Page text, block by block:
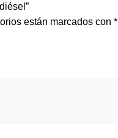
están marcados con*